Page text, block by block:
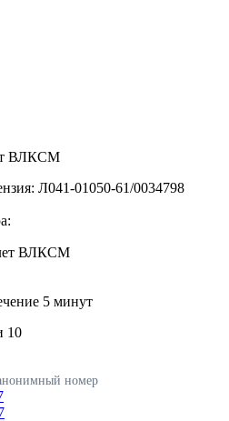
ВЛКСМ
Л041-01050-61/0034798
ВЛКСМ
5 минут
10
номер